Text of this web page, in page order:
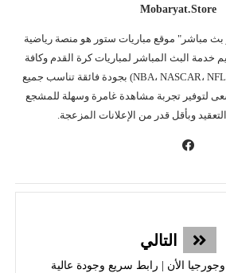
Mobaryat.store
مباشر" موقع مباريات ستور هو منصة رياضية
خدمة البث المباشر لمباريات كرة القدم وكافة
الأحداث الرياضية الكبرى (NBA، NASCAR، NFL) بجودة فائقة تناسب جميع
لتوفير تجربة مشاهدة غامرة وسهلة للمشجع
وبأقل قدر من الإعلانات المزعجة.
التالي
الأن | رابط سريع وجودة عالية